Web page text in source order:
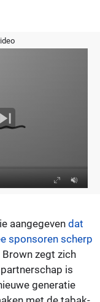
aangegeven dat
sponsoren scherp
Brown zegt zich
is
generatie